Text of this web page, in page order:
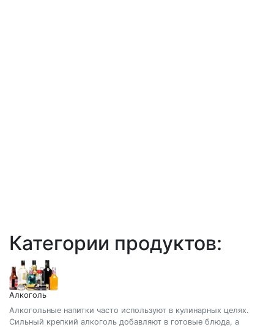
Категории продуктов:
Алкоголь
Алкогольные напитки часто используют в кулинарных целях.
Сильный крепкий алкоголь добавляют в готовые блюда, а